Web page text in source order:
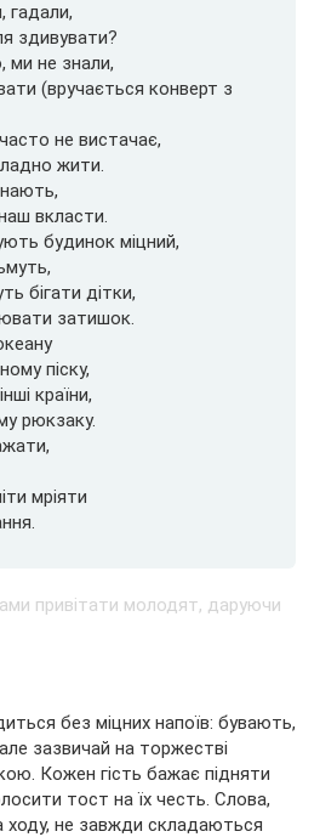
гадали,
здивувати?
ми не знали,
(вручається конверт з
не вистачає,
жити.
вкласти.
будинок міцний,
бігати дітки,
затишок.
піску,
країни,
рюкзаку.
мріяти
без міцних напоїв: бувають,
зазвичай на торжестві
Кожен гість бажає підняти
тост на їх честь. Слова,
ходу, не завжди складаються